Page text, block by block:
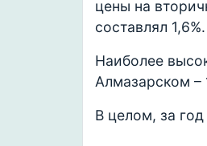
цены на
составлял 1,6%.
Наиболее
Алмазарском –
В целом, за